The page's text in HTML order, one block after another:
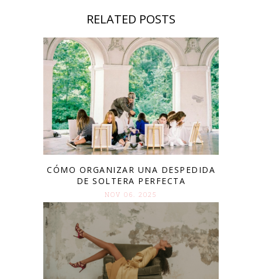
RELATED POSTS
CÓMO ORGANIZAR UNA DESPEDIDA
DE SOLTERA PERFECTA
NOV 06. 2025